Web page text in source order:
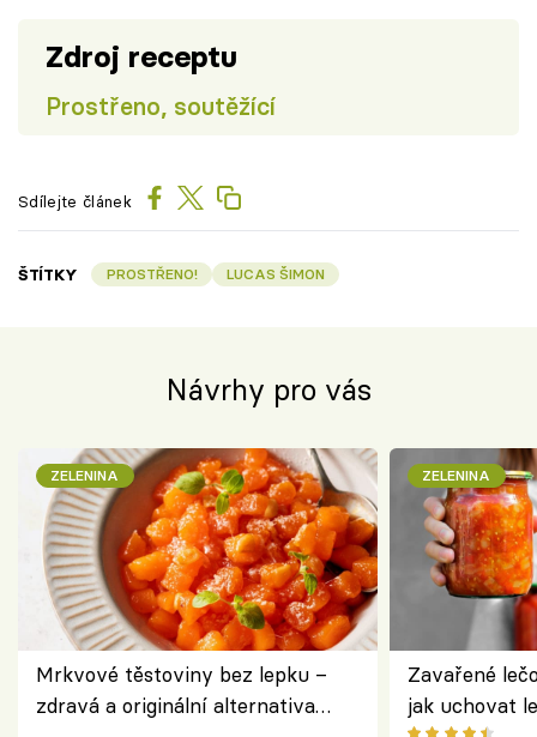
Zdroj receptu
Prostřeno, soutěžící
Sdílejte článek
ŠTÍTKY PROSTŘENO! LUCAS ŠIMON
Návrhy pro vás
ZELENINA
Mrkvové těstoviny bez lepku –
zdravá a originální alternativa
ZELENINA
Zavařené
jak uchovat